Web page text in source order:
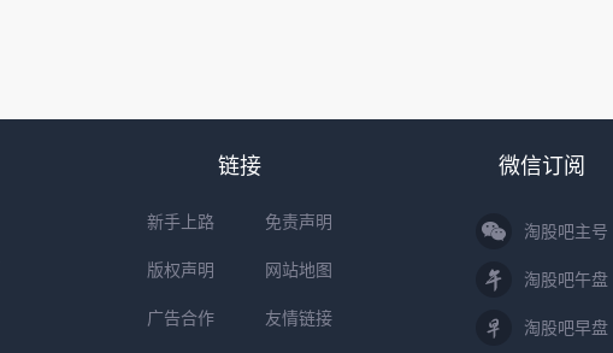
链接
新手上路 免责声明
版权声明 网站地图
广告合作 友情链接
微信订阅
淘股吧主号
淘股吧午盘
淘股吧早盘